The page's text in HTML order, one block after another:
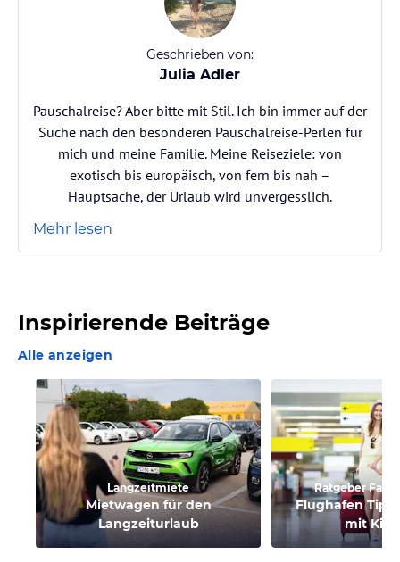
Geschrieben von:
Julia Adler
Pauschalreise? Aber bitte mit Stil. Ich bin immer auf der
Suche nach den besonderen Pauschalreise-Perlen für
mich und meine Familie. Meine Reiseziele: von
exotisch bis europäisch, von fern bis nah –
Hauptsache, der Urlaub wird unvergesslich.
Mehr lesen
Inspirierende Beiträge
Alle anzeigen
Langzeitmiete
Mietwagen für den
Langzeiturlaub
Ratgeber
Flughafen
mit